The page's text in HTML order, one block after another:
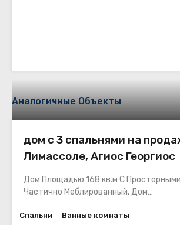
Аналогичные Объекты
дом с 3 спальнями на
Лимассоле, Агиос Георгиос
Дом Площадью 168 кв.м С
Частично Меблированный. Дом…
Спальни
Ванные комнаты